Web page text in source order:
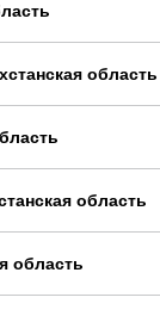
область
область
область